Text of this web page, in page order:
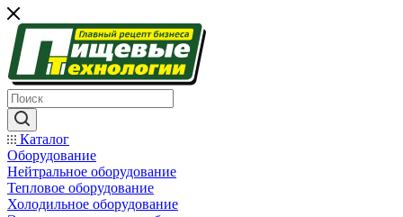
Каталог
Оборудование
Нейтральное оборудование
Тепловое оборудование
Холодильное оборудование